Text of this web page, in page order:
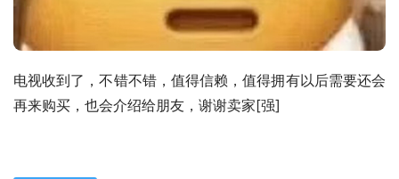
电视收到了，不错不错，值得信赖，值得拥有以后需要还会
再来购买，也会介绍给朋友，谢谢卖家[强]